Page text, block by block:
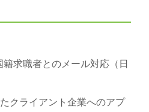
求職者とのメール対応（日
クライアント企業へのアプ